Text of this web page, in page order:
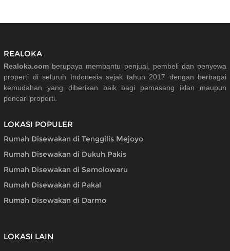
REALOKA
Realoka.com berupaya membantu penjual, pembeli dan penyewa
properti di seluruh Indonesia sejak tahun 2017 dengan berbagai
kemudahan yang diberikan baik bagi pemasang iklan maupun
pencari properti.
LOKASI POPULER
Rumah Disewakan di Tenggilis Mejoyo
Rumah Disewakan di Dukuh Pakis
Rumah Disewakan di Semolowaru
Rumah Disewakan di Pakal
Rumah Disewakan di Darmo
LOKASI LAIN